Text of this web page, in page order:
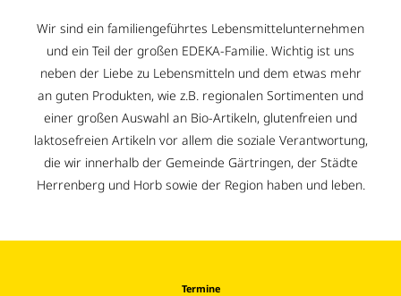
info@yourdomain.com
About us
Lorem ipsum dolor sit amet, consectetuer
adipiscing elit.
Aenean commodo ligula eget dolor. Aenean
Wir sind ein familiengeführtes Lebensmittelunternehmen
und ein Teil der großen EDEKA-Familie. Wichtig ist uns
neben der Liebe zu Lebensmitteln und dem etwas mehr
an guten Produkten, wie z.B. regionalen Sortimenten und
einer großen Auswahl an Bio-Artikeln, glutenfreien und
laktosefreien Artikeln vor allem die soziale Verantwortung,
die wir innerhalb der Gemeinde Gärtringen, der Städte
Herrenberg und Horb sowie der Region haben und leben.
Termine